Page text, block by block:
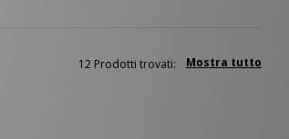
Mostra tutto
12 Prodotti trovati: